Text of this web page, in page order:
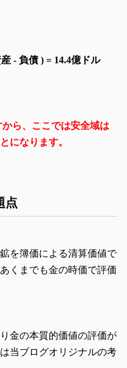
‐ 負債 ) = 14.4億ドル
ら、ここでは安全域は
になります。
点
を簿価による清算価値で
くまでも金の時価で評価
金の本質的価値の評価が
当ブログオリジナルの考